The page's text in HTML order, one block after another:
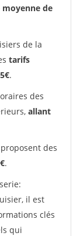
de
de la
tarifs
.
des
allant
des
.
il est
clés
qui